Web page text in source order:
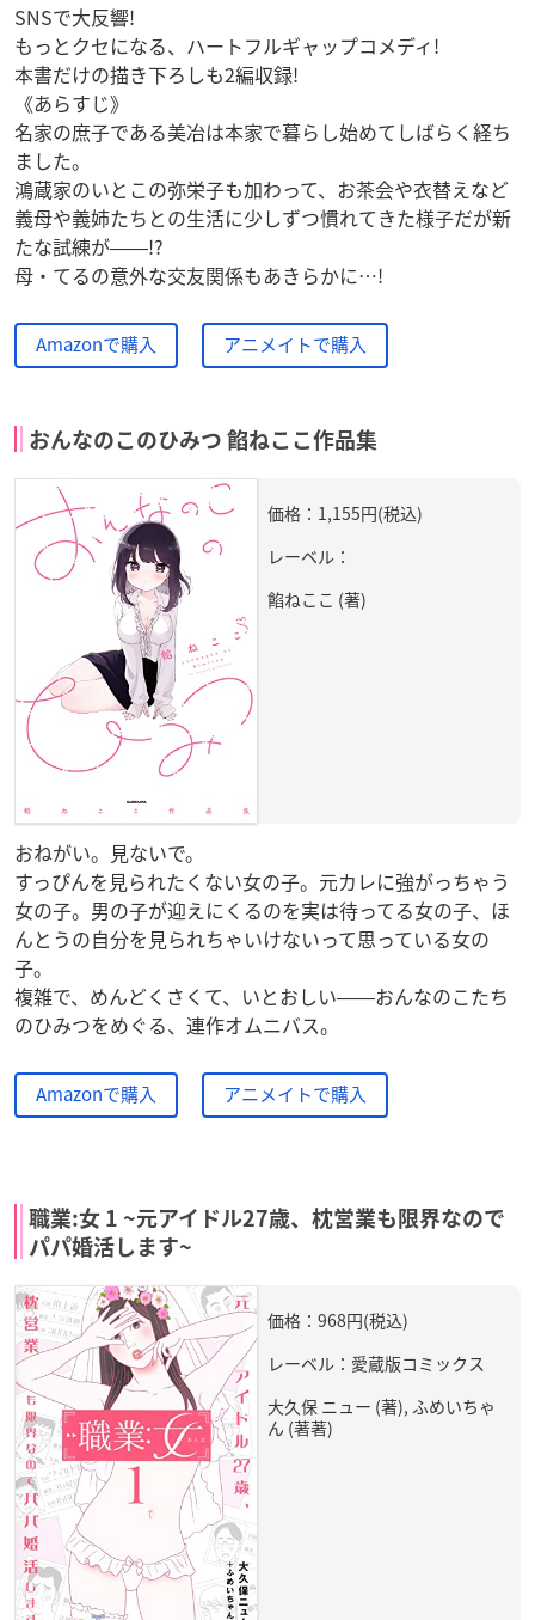
SNSで大反響!
もっとクセになる、ハートフルギャップコメディ!
本書だけの描き下ろしも2編収録!
《あらすじ》
名家の庶子である美冶は本家で暮らし始めてしばらく経ち
ました。
鴻蔵家のいとこの弥栄子も加わって、お茶会や衣替えなど
義母や義姉たちとの生活に少しずつ慣れてきた様子だが新
たな試練が――!?
母・てるの意外な交友関係もあきらかに…!
Amazonで購入 アニメイトで購入
おんなのこのひみつ 餡ねここ作品集
価格：1,155円(税込)
レーベル：
餡ねここ (著)
おねがい。見ないで。
すっぴんを見られたくない女の子。元カレに強がっちゃう
女の子。男の子が迎えにくるのを実は待ってる女の子、ほ
んとうの自分を見られちゃいけないって思っている女の
子。
複雑で、めんどくさくて、いとおしい――おんなのこたち
のひみつをめぐる、連作オムニバス。
Amazonで購入 アニメイトで購入
職業:女 1 ~元アイドル27歳、枕営業も限界なので
パパ婚活します~
価格：968円(税込)
レーベル：愛蔵版コミックス
大久保 ニュー (著), ふめいちゃ
ん (著著)